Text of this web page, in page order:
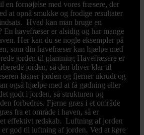
en fornøjelse med vores fræsere, der
at opnå smukke og frodige resultater
Hvad kan man bruge en
En havefræser er alsidig og har mange
Her kan du se nogle eksempler på
som din havefræser kan hjælpe med
jorden til plantning Havefræsere er
jorden, så den bliver klar til
løsner jorden og fjerner ukrudt og
også hjælpe med at få gødning eller
godt i jorden, så strukturen og
forbedres. Fjerne græs i et område
fra et område i haven, så er
effektivt redskab. Luftning af jorden
god til luftning af jorden. Ved at køre